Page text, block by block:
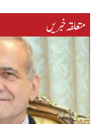
متعلقہ خبریں